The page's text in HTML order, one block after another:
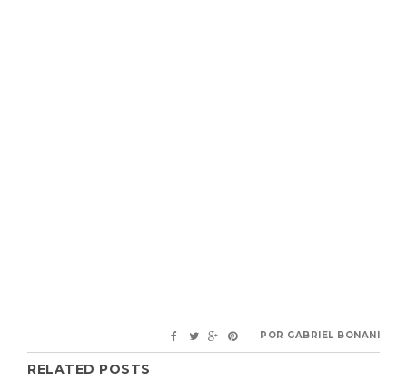
POR GABRIEL BONANI
RELATED POSTS